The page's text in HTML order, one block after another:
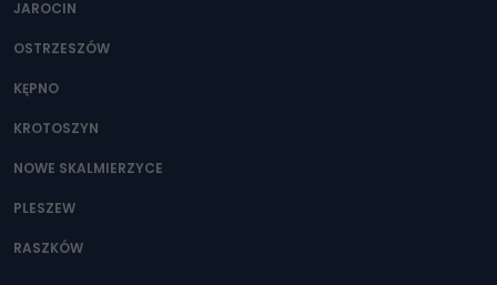
JAROCIN
OSTRZESZÓW
KĘPNO
KROTOSZYN
NOWE SKALMIERZYCE
PLESZEW
RASZKÓW